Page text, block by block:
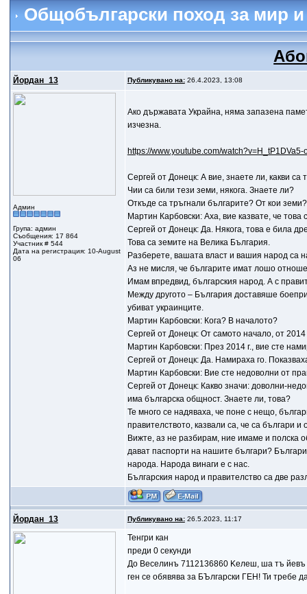
Общобългарски поход за мир и
Йордан_13 Публикувано на:26.4.2023, 13:08
Админ
Група: админ
Съобщения: 17 864
Участник # 544
Дата на регистрация: 10-August
06
Aко държавата Украйна, няма запазена
изчезна.
https://www.youtube.com/watch?v=H_tP1DVa5-
Сергей от Донецк: А вие, знаете ли, какви
Чии са били тези земи, някога. Знаете ли?
Откъде са тръгнали българите? От кои земи?
Мартин Карбовски: Аха, вие казвате, че това
Сергей от Донецк: Да. Някога, това е била
Това са земите на Велика България.
Разберете, вашата власт и вашия народ са
Аз не мисля, че българите имат лошо
Имам впредвид, българския народ. А с
Между другото – България доставяше
убиват украинците.
Мартин Карбовски: Кога? В началото?
Сергей от Донецк: От самото начало, от 2014
Мартин Карбовски: През 2014 г., вие сте
Сергей от Донецк: Да. Намираха го.
Мартин Карбовски: Вие сте недоволни от
Сергей от Донецк: Какво значи: доволни-
има българска общност. Знаете ли, това?
Те много се надяваха, че поне с нещо,
правителството, казвали са, че са българи
Вижте, аз не разбирам, ние имаме и полска
дават паспорти на нашите българи?
народа. Народа винаги е с нас.
Българския народ и правителство са две
Йордан_13 Публикувано на:26.5.2023, 11:17
Тенгри кан
преди 0 секунди
До Веселинъ 7112136860 Kелеш, ша тъ йевъ
ген се обявява за БЪлгарски ГЕН! Ти